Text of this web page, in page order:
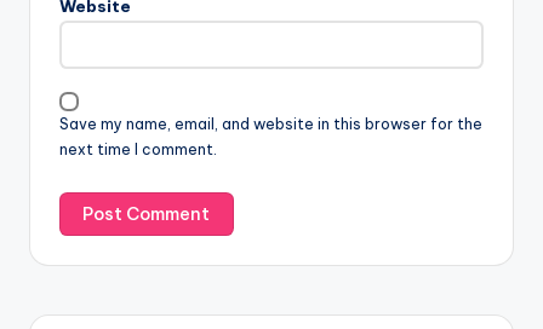
Website
Save my name, email, and website in this browser for the
next time I comment.